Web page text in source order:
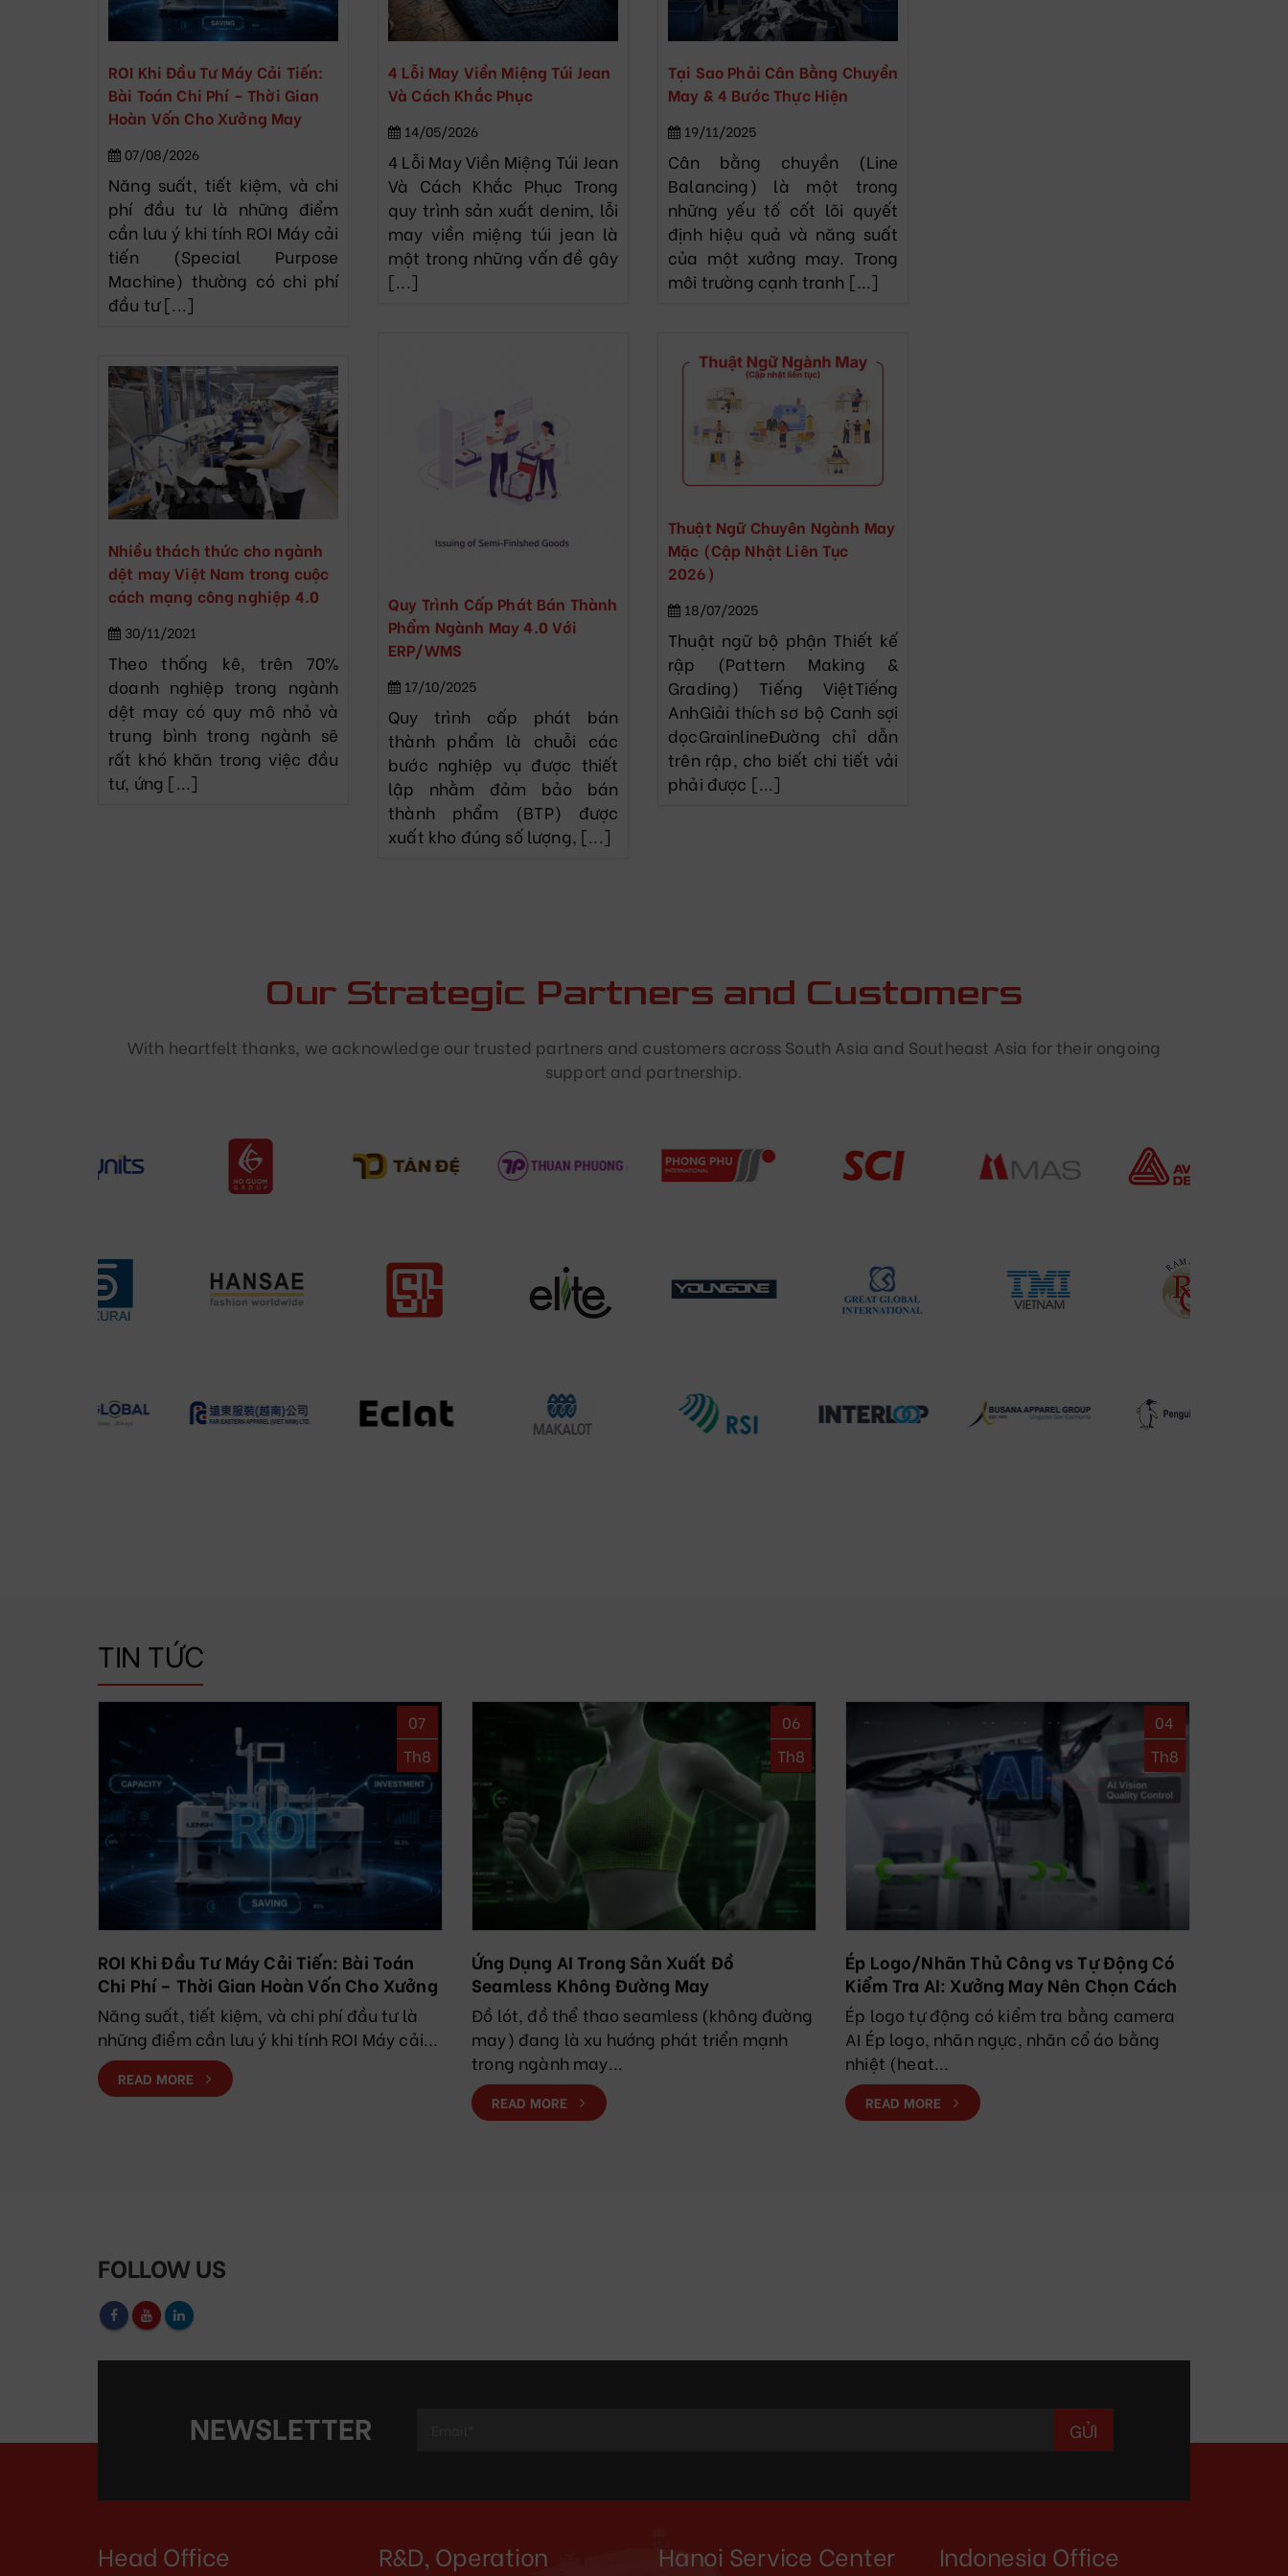
ROI Khi Đầu Tư Máy Cải Tiến:
Bài Toán Chi Phí – Thời Gian
Hoàn Vốn Cho Xưởng May
07/08/2026
Năng suất, tiết kiệm, và chi
phí đầu tư là những điểm
cần lưu ý khi tính ROI Máy cải
tiến (Special Purpose
Machine) thường có chi phí
đầu tư [...]
4 Lỗi May Viền Miệng Túi Jean
Và Cách Khắc Phục
14/05/2026
4 Lỗi May Viền Miệng Túi Jean
Và Cách Khắc Phục Trong
quy trình sản xuất denim, lỗi
may viền miệng túi jean là
một trong những vấn đề gây
[...]
Tại Sao Phải Cân Bằng Chuyền
May & 4 Bước Thực Hiện
19/11/2025
Cân bằng chuyền (Line
Balancing) là một trong
những yếu tố cốt lõi quyết
định hiệu quả và năng suất
của một xưởng may. Trong
môi trường cạnh tranh [...]
Quy Trình Cấp Phát Bán Thành
Phẩm Ngành May 4.0 Với
ERP/WMS
17/10/2025
Quy trình cấp phát bán
thành phẩm là chuỗi các
bước nghiệp vụ được thiết
lập nhằm đảm bảo bán
thành phẩm (BTP) được
xuất kho đúng số lượng, [...]
Thuật Ngữ Chuyên Ngành May
Mặc (Cập Nhật Liên Tục
2026)
18/07/2025
Thuật ngữ bộ phận Thiết kế
rập (Pattern Making &
Grading) Tiếng ViệtTiếng
AnhGiải thích sơ bộ Canh sợi
dọcGrainlineĐường chỉ dẫn
trên rập, cho biết chi tiết vải
phải được [...]
Nhiều thách thức cho ngành
dệt may Việt Nam trong cuộc
cách mạng công nghiệp 4.0
30/11/2021
Theo thống kê, trên 70%
doanh nghiệp trong ngành
dệt may có quy mô nhỏ và
trung bình trong ngành sẽ
rất khó khăn trong việc đầu
tư, ứng [...]
Our Strategic Partners and Customers
With heartfelt thanks, we acknowledge our trusted partners and customers across South Asia and Southeast Asia for their ongoing
support and partnership.
TIN TỨC
07
Th8
ROI Khi Đầu Tư Máy Cải Tiến: Bài Toán
Chi Phí – Thời Gian Hoàn Vốn Cho Xưởng
May
Năng suất, tiết kiệm, và chi phí đầu tư là
những điểm cần lưu ý khi tính ROI Máy cải...
READ MORE
06
Th8
Ứng Dụng AI Trong Sản Xuất Đồ
Seamless Không Đường May
Đồ lót, đồ thể thao seamless (không đường
may) đang là xu hướng phát triển mạnh
trong ngành may...
READ MORE
04
Th8
Ép Logo/Nhãn Thủ Công vs Tự Động Có
Kiểm Tra AI: Xưởng May Nên Chọn Cách
Nào?
Ép logo tự động có kiểm tra bằng camera
AI Ép logo, nhãn ngực, nhãn cổ áo bằng
nhiệt (heat...
READ MORE
FOLLOW US
NEWSLETTER
Head Office
R&D, Operation
Hanoi Service Center Indonesia Office